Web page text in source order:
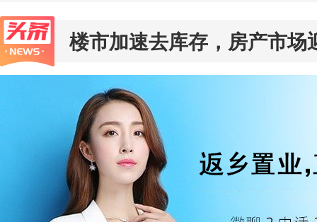
楼市加速去库存，房产市场